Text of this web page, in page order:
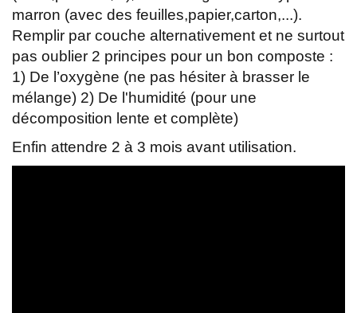
marron (avec des feuilles,papier,carton,...).
Remplir par couche alternativement et ne surtout
pas oublier 2 principes pour un bon composte :
1) De l’oxygène (ne pas hésiter à brasser le
mélange) 2) De l'humidité (pour une
décomposition lente et complète)
Enfin attendre 2 à 3 mois avant utilisation.